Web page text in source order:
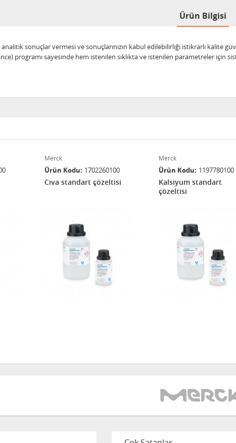
Ürün Bilgisi
sonuçlar vermesi ve sonuçlarınızın kabul edilebilirliği istikrarlı
programı sayesinde hem istenilen sıklıkta ve istenilen parametreler için
Merck
Ürün Kodu 1702260100
Cıva standart çözeltisi
Merck
Ürün Kodu 1197780100
Kalsiyum standart
çözeltisi